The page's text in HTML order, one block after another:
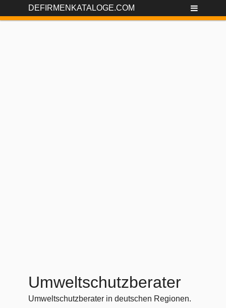
DEFIRMENKATALOGE.COM
Umweltschutzberater
Umweltschutzberater in deutschen Regionen.